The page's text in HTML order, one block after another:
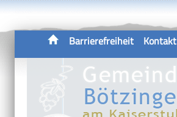
Barrierefreiheit Kontakt